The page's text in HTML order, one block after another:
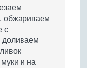
обжариваем
с
доливаем
и на